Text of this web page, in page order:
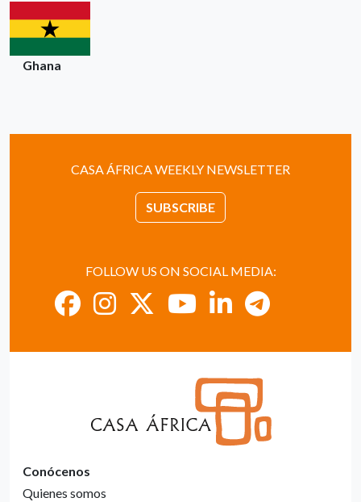
Ghana
CASA ÁFRICA WEEKLY NEWSLETTER
SUBSCRIBE
FOLLOW US ON SOCIAL MEDIA:
Conócenos
Quienes somos